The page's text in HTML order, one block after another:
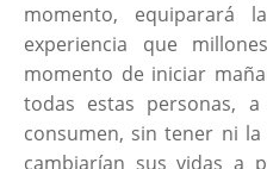
momento, equiparará
experiencia que
momento de iniciar
todas estas personas,
consumen, sin tener ni
cambiarían sus vidas a